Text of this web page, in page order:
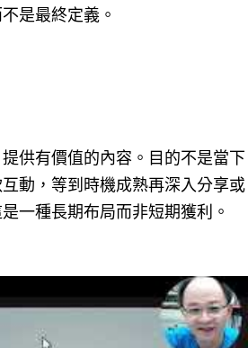
是最終定義。
供有價值的內容。目的不是當下
動，等到時機成熟再深入分享或
一種長期布局而非短期獲利。